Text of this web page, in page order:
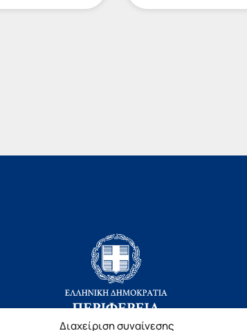
Διαχείριση συναίνεσης